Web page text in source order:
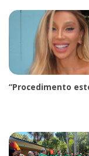
“Procedimento